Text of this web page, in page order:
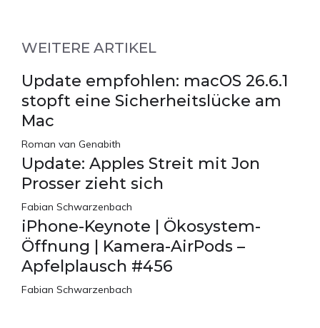
WEITERE ARTIKEL
Update empfohlen: macOS 26.6.1
stopft eine Sicherheitslücke am
Mac
Roman van Genabith
Update: Apples Streit mit Jon
Prosser zieht sich
Fabian Schwarzenbach
iPhone-Keynote | Ökosystem-
Öffnung | Kamera-AirPods –
Apfelplausch #456
Fabian Schwarzenbach